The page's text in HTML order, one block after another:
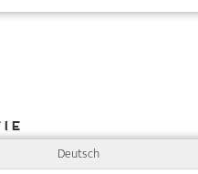
Deutsch